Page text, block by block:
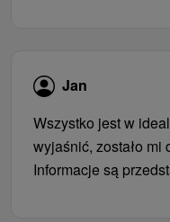
Jan
Wszystko jest w
wyjaśnić, zostało
Informacje są